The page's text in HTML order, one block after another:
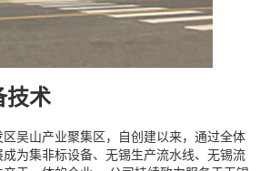
技术
吴山产业聚集区，自创建以来，通过全体
为集非标设备、无锡生产流水线、无锡流